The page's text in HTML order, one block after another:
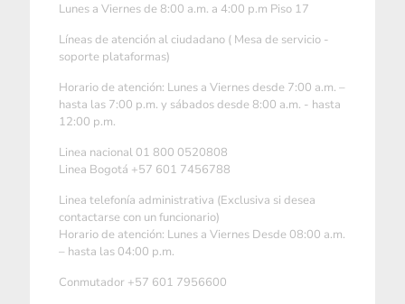
Lunes a Viernes de 8:00 a.m. a 4:00 p.m Piso 17
Líneas de atención al ciudadano ( Mesa de servicio -
soporte plataformas)
Horario de atención: Lunes a Viernes desde 7:00 a.m. –
hasta las 7:00 p.m. y sábados desde 8:00 a.m. - hasta
12:00 p.m.
Linea nacional 01 800 0520808
Linea Bogotá +57 601 7456788
Linea telefonía administrativa (Exclusiva si desea
contactarse con un funcionario)
Horario de atención: Lunes a Viernes Desde 08:00 a.m.
– hasta las 04:00 p.m.
Conmutador +57 601 7956600